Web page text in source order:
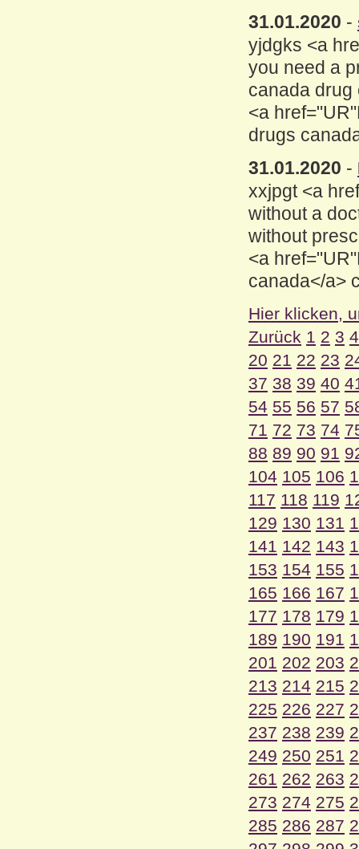
31.01.2020 -
yjdgks <a
you need a
canada drug
<a
drugs
31.01.2020 -
xxjpgt <a
without a
without
<a
canada</a>
Hier klicken,
Zurück 1 2 3 4
20 21 22 23
37 38 39 40
54 55 56 57
71 72 73 74
88 89 90 91
104 105 106
117 118 119
129 130 131
141 142 143
153 154 155
165 166 167
177 178 179
189 190 191
201 202 203
213 214 215
225 226 227
237 238 239
249 250 251
261 262 263
273 274 275
285 286 287